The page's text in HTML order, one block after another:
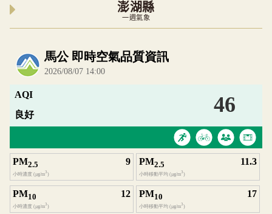
澎湖縣
一週氣象
內嵌空氣品質小工具為視覺預覽，完整即時空